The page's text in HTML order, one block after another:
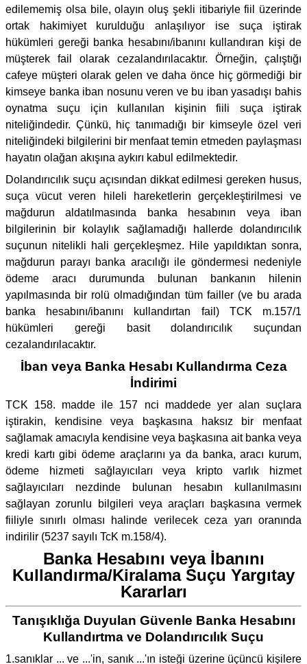
edilememiş olsa bile, olayın oluş şekli itibariyle fiil üzerinde
ortak hakimiyet kurulduğu anlaşılıyor ise suça iştirak
hükümleri gereği banka hesabını/ibanını kullandıran kişi de
müşterek fail olarak cezalandırılacaktır. Örneğin, çalıştığı
cafeye müşteri olarak gelen ve daha önce hiç görmediği bir
kimseye banka iban nosunu veren ve bu iban yasadışı bahis
oynatma suçu için kullanılan kişinin fiili suça iştirak
niteliğindedir. Çünkü, hiç tanımadığı bir kimseyle özel veri
niteliğindeki bilgilerini bir menfaat temin etmeden paylaşması
hayatın olağan akışına aykırı kabul edilmektedir.
Dolandırıcılık suçu açısından dikkat edilmesi gereken husus,
suça vücut veren hileli hareketlerin gerçekleştirilmesi ve
mağdurun aldatılmasında banka hesabının veya iban
bilgilerinin bir kolaylık sağlamadığı hallerde dolandırıcılık
suçunun nitelikli hali gerçekleşmez. Hile yapıldıktan sonra,
mağdurun parayı banka aracılığı ile göndermesi nedeniyle
ödeme aracı durumunda bulunan bankanın hilenin
yapılmasında bir rolü olmadığından tüm failler (ve bu arada
banka hesabını/ibanını kullandırtan fail) TCK m.157/1
hükümleri gereği basit dolandırıcılık suçundan
cezalandırılacaktır.
İban veya Banka Hesabı Kullandırma Ceza
İndirimi
TCK 158. madde ile 157 nci maddede yer alan suçlara
iştirakin, kendisine veya başkasına haksız bir menfaat
sağlamak amacıyla kendisine veya başkasına ait banka veya
kredi kartı gibi ödeme araçlarını ya da banka, aracı kurum,
ödeme hizmeti sağlayıcıları veya kripto varlık hizmet
sağlayıcıları nezdinde bulunan hesabın kullanılmasını
sağlayan zorunlu bilgileri veya araçları başkasına vermek
fiiliyle sınırlı olması halinde verilecek ceza yarı oranında
indirilir (5237 sayılı TcK m.158/4).
Banka Hesabını veya İbanını
Kullandırma/Kiralama Suçu Yargıtay
Kararları
Tanışıklığa Duyulan Güvenle Banka Hesabını
Kullandırtma ve Dolandırıcılık Suçu
1.sanıklar ... ve ...'in, sanık ...'ın isteği üzerine üçüncü kişilere